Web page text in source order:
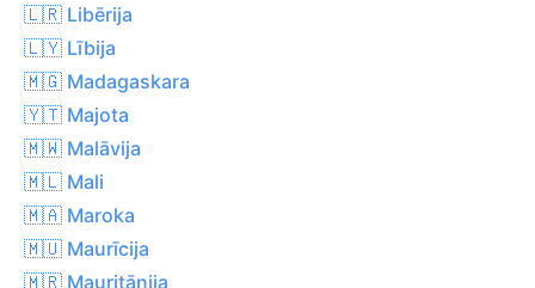
🇱🇷 Libērija
🇱🇾 Lībija
🇲🇬 Madagaskara
🇾🇹 Majota
🇲🇼 Malāvija
🇲🇱 Mali
🇲🇦 Maroka
🇲🇺 Maurīcija
🇲🇷 Mauritānija